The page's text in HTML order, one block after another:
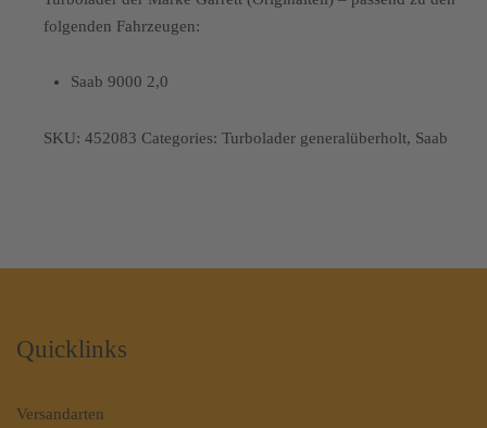
folgenden Fahrzeugen:
Saab 9000 2,0
SKU: 452083 Categories: Turbolader generalüberholt, Saab
Quicklinks
Versandarten